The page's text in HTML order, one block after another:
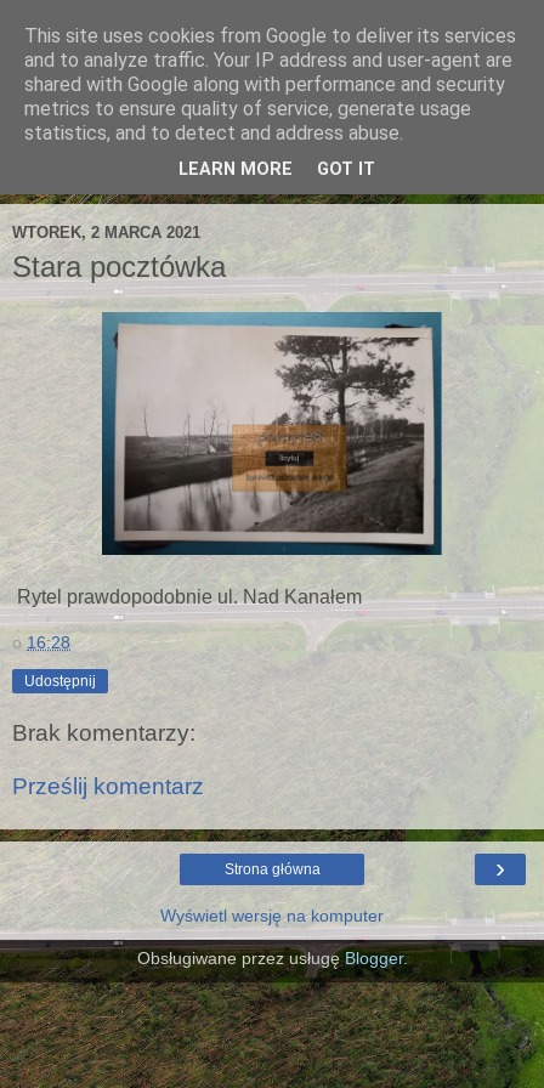
WTOREK, 2 MARCA 2021
Stara pocztówka
Rytel prawdopodobnie ul. Nad Kanałem
o 16:28
Udostępnij
Brak komentarzy:
Prześlij komentarz
›
Strona główna
Wyświetl wersję na komputer
Obsługiwane przez usługęBlogger.
This site uses cookies from Google to deliver its services
and to analyze traffic. Your IP address and user-agent are
shared with Google along with performance and security
metrics to ensure quality of service, generate usage
statistics, and to detect and address abuse.
LEARN MORE GOT IT